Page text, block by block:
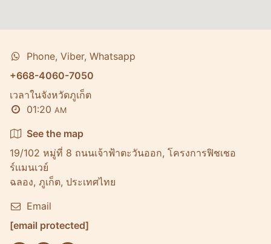
Phone, Viber, Whatsapp
+668-4060-7050
เวลาในจังหวัดภูเก็ต
01:20 AM
See the map
19/102 หมู่ที่ 8 ถนนเจ้าฟ้าตะวันออก, โครงการฟิชเชอ
ร์เเมนเวย์
ฉลอง, ภูเก็ต, ประเทศไทย
Email
[email protected]